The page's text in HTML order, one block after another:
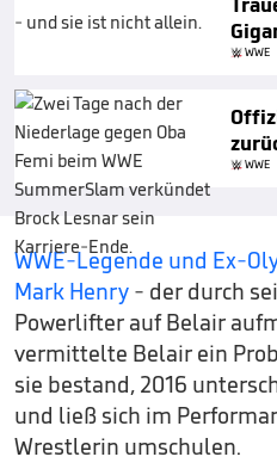
WWE
WWE
WWE-Legende und Ex-
Mark Henry - der durch
Powerlifter auf Belair
vermittelte Belair ein
sie bestand, 2016
und ließ sich im
Wrestlerin umschulen.